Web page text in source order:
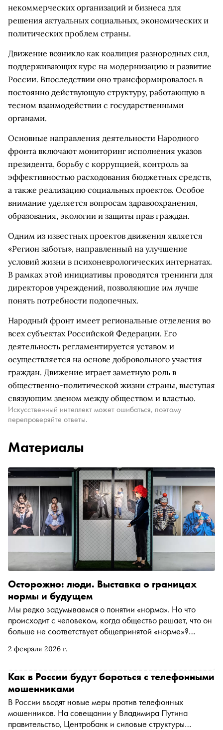
некоммерческих организаций и бизнеса для
решения актуальных социальных, экономических и
политических проблем страны.
Движение возникло как коалиция разнородных сил,
поддерживающих курс на модернизацию и развитие
России. Впоследствии оно трансформировалось в
постоянно действующую структуру, работающую в
тесном взаимодействии с государственными
органами.
Основные направления деятельности Народного
фронта включают мониторинг исполнения указов
президента, борьбу с коррупцией, контроль за
эффективностью расходования бюджетных средств,
а также реализацию социальных проектов. Особое
внимание уделяется вопросам здравоохранения,
образования, экологии и защиты прав граждан.
Одним из известных проектов движения является
«Регион заботы», направленный на улучшение
условий жизни в психоневрологических интернатах.
В рамках этой инициативы проводятся тренинги для
директоров учреждений, позволяющие им лучше
понять потребности подопечных.
Народный фронт имеет региональные отделения во
всех субъектах Российской Федерации. Его
деятельность регламентируется уставом и
осуществляется на основе добровольного участия
граждан. Движение играет заметную роль в
общественно-политической жизни страны, выступая
связующим звеном между обществом и властью.
Искусственный интеллект может ошибаться, поэтому
перепроверяйте ответы.
Материалы
2 февраля 2026 г.
Осторожно: люди. Выставка о границах
нормы и будущем
Мы редко задумываемся о понятии «норма». Но что
происходит с человеком, когда общество решает, что он
больше не соответствует общепринятой «норме»?
увидеть мир психоневрологических интернатов как
потере контроля, личных границ, достоинства и
будущего. Это выставка о заборах, которые разделяют,
и тех, что можно преодолеть
Как в России будут бороться с телефонными
мошенниками
В России вводят новые меры против телефонных
мошенников. На совещании у Владимира Путина
правительство, Центробанк и силовые структуры